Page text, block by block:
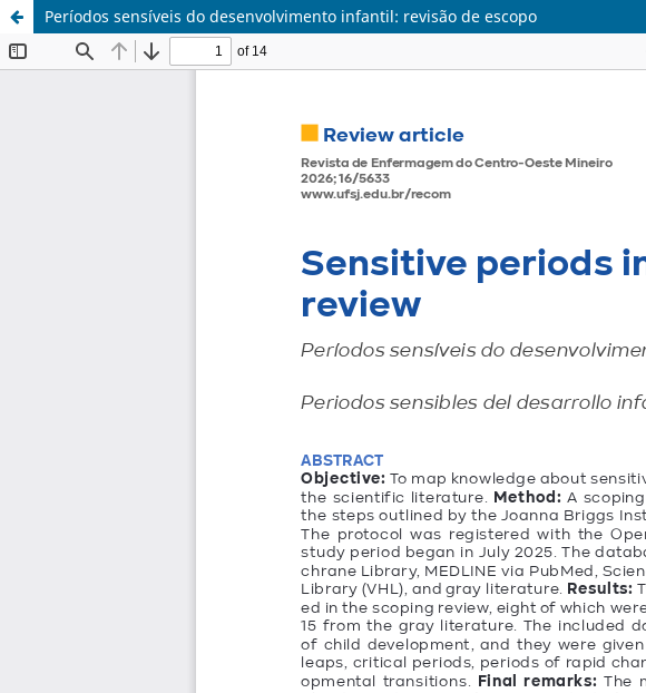
Períodos sensíveis do desenvolvimento infantil: revisão de escopo